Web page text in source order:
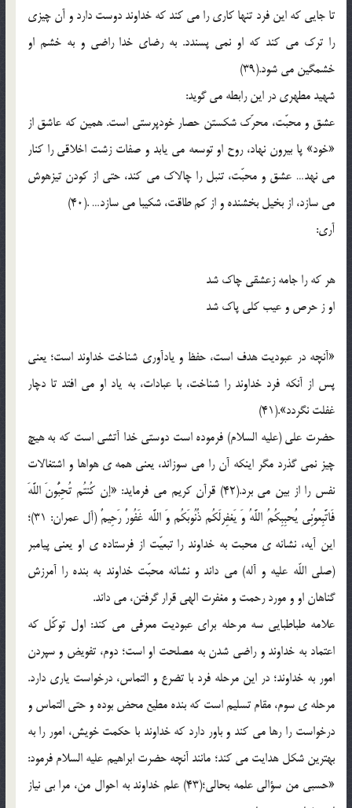
تا جایی که این فرد تنها کاری را می کند که خداوند دوست دارد و آن چیزی
را ترک می کند که او نمی پسندد. به رضای خدا راضی و به خشم او
خشمگین می شود.(39)
شهید مطهری در این رابطه می گوید:
عشق و محبّت، محرّک شکستن حصار خودپرستی است. همین که عاشق از
«خود» پا بیرون نهاد، روح او توسعه می یابد و صفات زشت اخلاقی را کنار
می نهد… عشق و محبّت، تنبل را چالاک می کند، حتی از کودن تیزهوش
می سازد، از بخیل بخشنده و از کم طاقت، شکیبا می سازد… .(40)
آری:
هر که را جامه زعشقی چاک شد
او ز حرص و عیب کلی پاک شد
«آنچه در عبودیت هدف است، حفظ و یادآوری شناخت خداوند است؛ یعنی
پس از آنکه فرد خداوند را شناخت، با عبادات، به یاد او می افتد تا دچار
غفلت نگردد».(41)
حضرت علی (علیه السلام) فرموده است دوستی خدا آتشی است که به هیچ
چیز نمی گذرد مگر اینکه آن را می سوزاند، یعنی همه ی هواها و اشتغالات
نفس را از بین می برد.(42) قرآن کریم می فرماید: «إن کُنتُم تُحِبُّونَ اللَّهَ
فَاتَّبِعوُنِی یُحبِبِکُمُ اللَّهُ وَ یَغفِرلَکُم ذُنُوبَکُم وَ اللَّه غَفُورٌ رَحِیمٌ (آل عمران: 31)؛
این آیه، نشانه ی محبت به خداوند را تبعیّت از فرستاده ی او یعنی پیامبر
(صلی اللّه علیه و آله) می داند و نشانه محبّت خداوند به بنده را آمرزش
گناهان او و مورد رحمت و مغفرت الهی قرار گرفتن، می داند.
علامه طباطبایی سه مرحله برای عبودیت معرفی می کند: اول توکّل که
اعتماد به خداوند و راضی شدن به مصلحت او است؛ دوم، تفویض و سپردن
امور به خداوند؛ در این مرحله فرد با تضرع و التماس، درخواست یاری دارد.
مرحله ی سوم، مقام تسلیم است که بنده مطیع محض بوده و حتی التماس و
درخواست را رها می کند و باور دارد که خداوند با حکمت خویش، امور را به
بهترین شکل هدایت می کند؛ مانند آنچه حضرت ابراهیم علیه السلام فرمود:
«حسبی من سؤالی علمه بحالی؛(43) علم خداوند به احوال من، مرا بی نیاز